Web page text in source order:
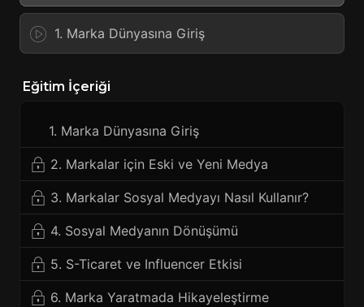
1. Marka Dünyasına Giriş
Eğitim İçeriği
1. Marka Dünyasına Giriş
2. Markalar için Eski ve Yeni Medya
3. Markalar Sosyal Medyayı Nasıl Kullanır?
4. Sosyal Medyanın Dönüşümü
5. S-Ticaret ve Influencer Etkisi
6. Marka Yaratmada Hikayeleştirme